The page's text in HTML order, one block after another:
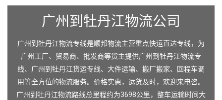
广州到牡丹江物流公司
广州到牡丹江物流专线是顺邦物流主营重点快运直达专线，为
广州工厂、贸易商、批发商等货主提供广州到牡丹江物流专
线、广州到牡丹江货运专线、大件运输、搬厂搬家、回程车调
用等全方位的物流服务。价格实惠，运货及时，欢迎来电咨。
广州到牡丹江物流路线总里程约为3698公里，整车运输时间大